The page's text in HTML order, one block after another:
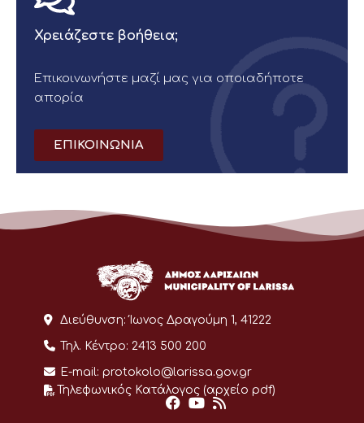
Χρειάζεστε βοήθεια;
Επικοινωνήστε μαζί μας για οποιαδήποτε
απορία
ΕΠΙΚΟΙΝΩΝΙΑ
Διεύθυνση: Ίωνος Δραγούμη 1, 41222
Τηλ. Κέντρο: 2413 500 200
E-mail: protokolo@larissa.gov.gr
Τηλεφωνικός Κατάλογος (αρχείο pdf)